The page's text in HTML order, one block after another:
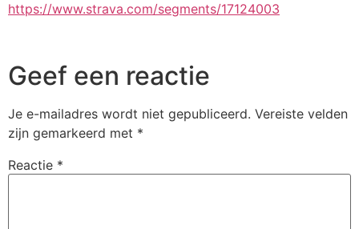
https://www.strava.com/segments/17124003
Geef een reactie
Je e-mailadres wordt niet gepubliceerd. Vereiste velden
zijn gemarkeerd met *
Reactie *